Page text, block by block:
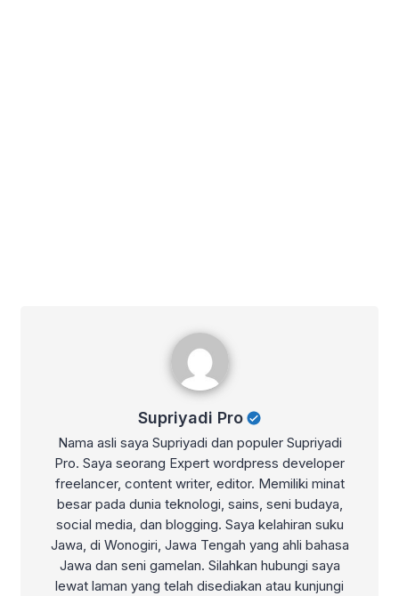
Supriyadi Pro
Nama asli saya Supriyadi dan populer Supriyadi
Pro. Saya seorang Expert wordpress developer
freelancer, content writer, editor. Memiliki minat
besar pada dunia teknologi, sains, seni budaya,
social media, dan blogging. Saya kelahiran suku
Jawa, di Wonogiri, Jawa Tengah yang ahli bahasa
Jawa dan seni gamelan. Silahkan hubungi saya
lewat laman yang telah disediakan atau kunjungi